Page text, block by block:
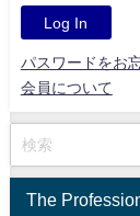
パスワードをお
会員について
The